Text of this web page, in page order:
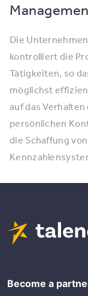
Die
kontrolliert die
Tätigkeiten, so
möglichst
auf das
persönlichen
die Schaffung
Become a